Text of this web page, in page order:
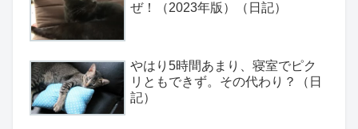
ぜ！（2023年版）（日記）
やはり5時間あまり、寝室でピク
リともできず。その代わり？（日
記）